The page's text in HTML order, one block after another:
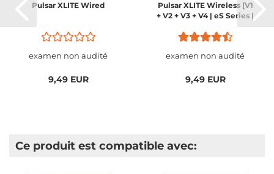
Pulsar XLITE Wired
examen non audité
9,49 EUR
Pulsar XLITE Wireless [V1
+ V2 + V3 + V4 | eS Series |
examen non audité
9,49 EUR
Ce produit est compatible avec: